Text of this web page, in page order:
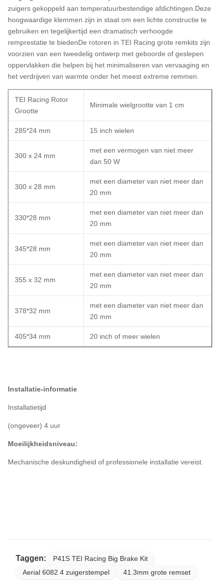
zuigers gekoppeld aan temperatuurbestendige afdichtingen.Deze
hoogwaardige klemmen zijn in staat om een lichte constructie te
gebruiken en tegelijkertijd een dramatisch verhoogde
remprestatie te biedenDe rotoren in TEI Racing grote remkits zijn
voorzien van een tweedelig ontwerp met geboorde of geslepen
oppervlakken die helpen bij het minimaliseren van vervaaging en
het verdrijven van warmte onder het meest extreme remmen.
TEI Racing Rotor
Grootte
Minimale wielgrootte van 1 cm
285*24 mm 15 inch wielen
300 x 24 mm
met een vermogen van niet meer
dan 50 W
300 x 28 mm
met een diameter van niet meer dan
20 mm
330*28 mm
met een diameter van niet meer dan
20 mm
345*28 mm
met een diameter van niet meer dan
20 mm
355 x 32 mm
met een diameter van niet meer dan
20 mm
378*32 mm
met een diameter van niet meer dan
20 mm
405*34 mm 20 inch of meer wielen
Installatie-informatie
Installatietijd
(ongeveer) 4 uur
Moeilijkheidsniveau:
Mechanische deskundigheid of professionele installatie vereist.
Taggen:
P41S TEI Racing Big Brake Kit
Aerial 6082 4 zuigerstempel
41.3mm grote remset